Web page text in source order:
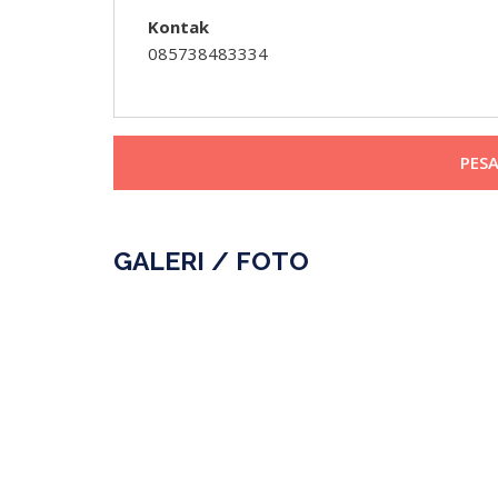
Kontak
085738483334
GALERI / FOTO